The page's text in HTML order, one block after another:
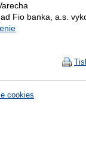
Fio banka, a.s.
cookies